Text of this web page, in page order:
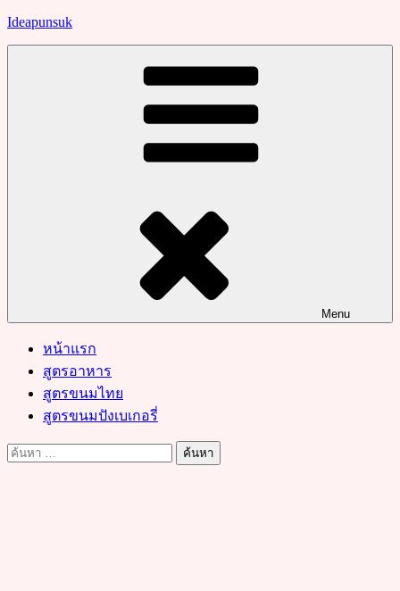
Skip
Ideapunsuk
Menu
หน้าแรก
สูตรอาหาร
สูตรขนมไทย
สูตรขนมปังเบเกอรี่
ค้นหา